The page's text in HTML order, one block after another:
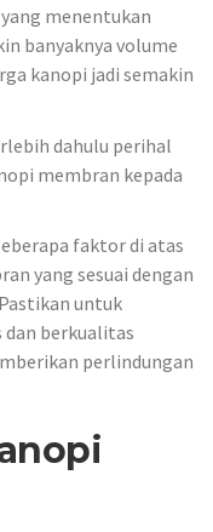
menentukan
banyaknya volume
kanopi jadi semakin
dahulu perihal
membran kepada
faktor di atas
yang sesuai dengan
untuk
berkualitas
perlindungan